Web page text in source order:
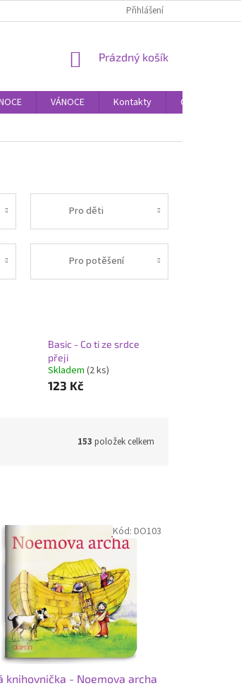
Přihlášení
NÁKUPNÍ
Prázdný košík
VÁNOCE Kontakty O nás
Pro děti
Pro potěšení
Basic - Co ti ze srdce
přeji
Skladem (2 ks)
123 Kč
153 položek celkem
knihovnička - Noemova archa
Kód: DO103